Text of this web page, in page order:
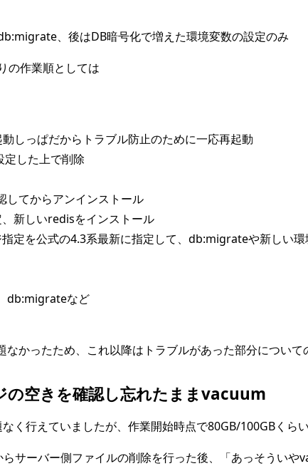
、後はDB暗号化で増えた環境変数の設定のみ
の作業順としては
しっぱだからトラブル防止のために一応再起動
した上で削除
してからアンインストール
新しいredisをインストール
定を公式の4.3系最新に指定して、db:migrateや新しい環
db:migrateなど
かったため、これ以降はトラブルがあった部分について
の空きを確認し忘れたままvacuum
く行えていましたが、作業開始時点で80GB/100GBくらい
サーバー側ファイルの削除を行った後、「あっそうい